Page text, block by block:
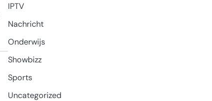
IPTV
Nachricht
Onderwijs
Showbizz
Sports
Uncategorized